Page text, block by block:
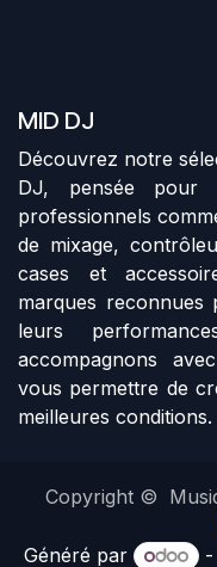
MID DJ
Découvrez notre
DJ, pensée pour
professionnels
de mixage,
cases et
marques
leurs
accompagnons
vous permettre de
meilleures conditions.
Copyright ©
Généré par -